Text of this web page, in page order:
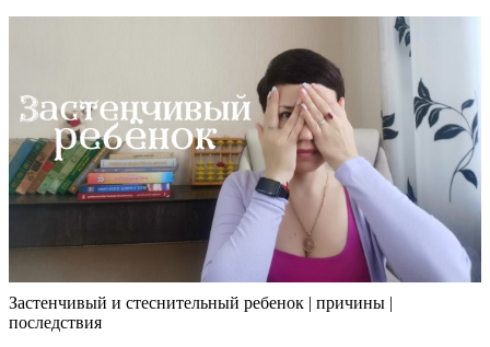
Застенчивый и стеснительный ребенок | причины |
последствия